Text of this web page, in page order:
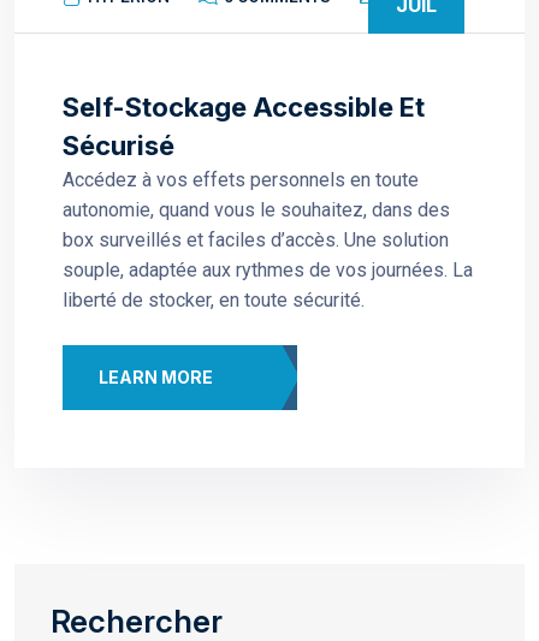
Self-Stockage Accessible Et
Sécurisé
Accédez à vos effets personnels en toute
autonomie, quand vous le souhaitez, dans des
box surveillés et faciles d’accès. Une solution
souple, adaptée aux rythmes de vos journées. La
liberté de stocker, en toute sécurité.
LEARN MORE
Rechercher